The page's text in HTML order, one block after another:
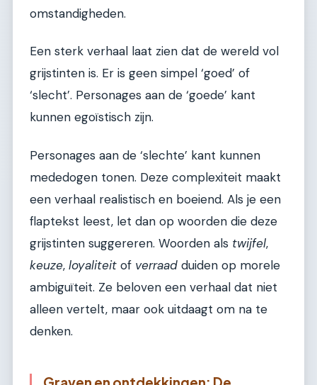
omstandigheden.
Een sterk verhaal laat zien dat de wereld vol
grijstinten is. Er is geen simpel ‘goed’ of
‘slecht’. Personages aan de ‘goede’ kant
kunnen egoïstisch zijn.
Personages aan de ‘slechte’ kant kunnen
mededogen tonen. Deze complexiteit maakt
een verhaal realistisch en boeiend. Als je een
flaptekst leest, let dan op woorden die deze
grijstinten suggereren. Woorden als twijfel,
keuze, loyaliteit of verraad duiden op morele
ambiguïteit. Ze beloven een verhaal dat niet
alleen vertelt, maar ook uitdaagt om na te
denken.